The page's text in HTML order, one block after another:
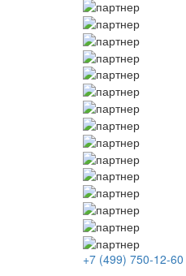
+7 (499) 750-12-60